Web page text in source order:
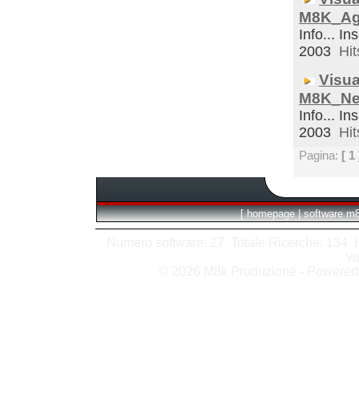
Info...
2003
Info...
2003
Pagina: [ 1
[ homepage | software